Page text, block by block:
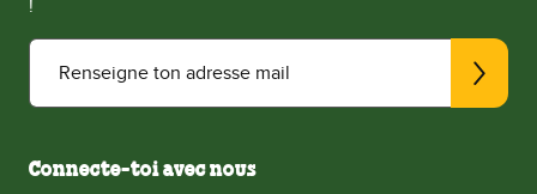
!
Renseigne ton adresse mail
Connecte-toi avec nous